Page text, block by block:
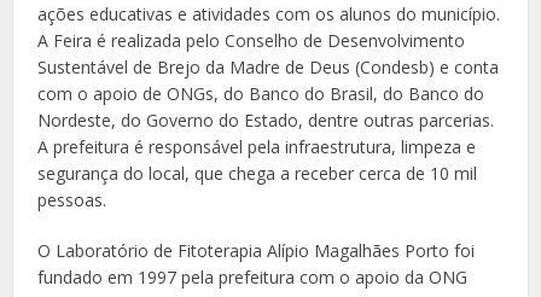
ações educativas e atividades com os alunos do município.
A Feira é realizada pelo Conselho de Desenvolvimento
Sustentável de Brejo da Madre de Deus (Condesb) e conta
com o apoio de ONGs, do Banco do Brasil, do Banco do
Nordeste, do Governo do Estado, dentre outras parcerias.
A prefeitura é responsável pela infraestrutura, limpeza e
segurança do local, que chega a receber cerca de 10 mil
pessoas.
O Laboratório de Fitoterapia Alípio Magalhães Porto foi
fundado em 1997 pela prefeitura com o apoio da ONG